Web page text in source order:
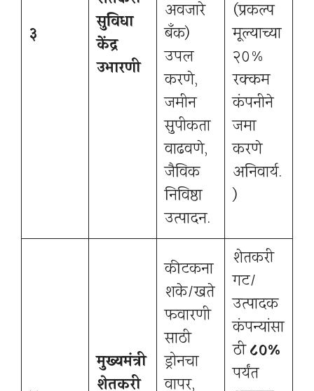
३
सुविधा
केंद्र
उभारणी
अवजारे
बँक)
उपलब्ध
करणे,
जमीन
सुपीकता
वाढवणे,
जैविक
निविष्ठा
उत्पादन.
(प्रकल्प
मूल्याच्या
२०%
रक्कम
कंपनीने
जमा
करणे
अनिवार्य.
)
मुख्यमंत्री
शेतकरी
कीटकना
शके/खते
फवारणी
साठी
ड्रोनचा
वापर,
शेतकरी
गट/
उत्पादक
कंपन्यांसा
ठी८०%
पर्यंत